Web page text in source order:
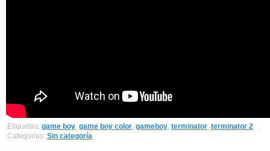
Etiquetas: game boy, game boy color, gameboy, terminator, terminator 2
Categorías: Sin categoría